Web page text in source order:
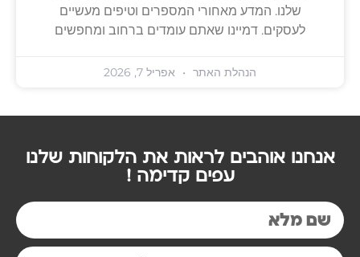
שלנו. המדע מאחורי המספרים וטיפים מעשיים
לעסקים. דמיינו שאתם עומדים ברחוב ומחפשים
הנהלת האתר אפריל 7, 2026
אנחנו אוהבים לראות את הלקוחות שלנו
עפים קדימה !